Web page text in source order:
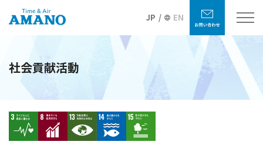
JP EN
社会貢献活動